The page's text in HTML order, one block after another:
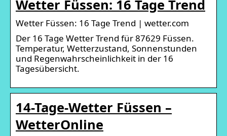
Wetter Füssen: 16 Tage Trend
Wetter Füssen: 16 Tage Trend | wetter.com
Der 16 Tage Wetter Trend für 87629 Füssen.
Temperatur, Wetterzustand, Sonnenstunden
und Regenwahrscheinlichkeit in der 16
Tagesübersicht.
14-Tage-Wetter Füssen –
WetterOnline